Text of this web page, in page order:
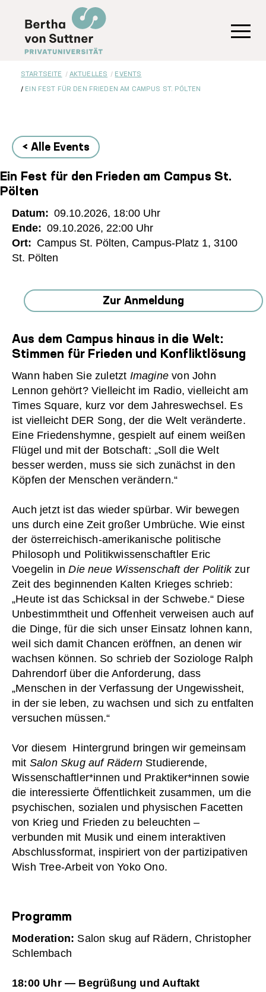
Inhalt
STARTSEITE AKTUELLES EVENTS
EIN FEST FÜR DEN FRIEDEN AM CAMPUS ST. PÖLTEN
< Alle Events
Ein Fest für den Frieden am Campus St.
Pölten
Datum
09.10.2026, 18:00
Ende
09.10.2026, 22:00
Ort
Campus St. Pölten, Campus-Platz 1, 3100
St. Pölten
Zur Anmeldung
Aus dem Campus hinaus in die Welt:
Stimmen für Frieden und Konfliktlösung
Wann haben Sie zuletzt Imaginevon John
Lennon gehört? Vielleicht im Radio, vielleicht am
Times Square, kurz vor dem Jahreswechsel. Es
ist vielleicht DER Song, der die Welt veränderte.
Eine Friedenshymne, gespielt auf einem weißen
Flügel und mit der Botschaft: „Soll die Welt
besser werden, muss sie sich zunächst in den
Köpfen der Menschen verändern.“
Auch jetzt ist das wieder spürbar. Wir bewegen
uns durch eine Zeit großer Umbrüche. Wie einst
der österreichisch-amerikanische politische
Philosoph und Politikwissenschaftler Eric
Voegelin inDie neue Wissenschaft der Politikzur
Zeit des beginnenden Kalten Krieges schrieb:
„Heute ist das Schicksal in der Schwebe.“ Diese
Unbestimmtheit und Offenheit verweisen auch auf
die Dinge, für die sich unser Einsatz lohnen kann,
weil sich damit Chancen eröffnen, an denen wir
wachsen können. So schrieb der Soziologe Ralph
Dahrendorf über die Anforderung, dass
„Menschen in der Verfassung der Ungewissheit,
in der sie leben, zu wachsen und sich zu entfalten
versuchen müssen.“
Vor diesem Hintergrund bringen wir gemeinsam
mit Salon Skug auf Rädern Studierende,
Wissenschaftler*innen und Praktiker*innen sowie
die interessierte Öffentlichkeit zusammen, um die
psychischen, sozialen und physischen Facetten
von Krieg und Frieden zu beleuchten –
verbunden mit Musik und einem interaktiven
Abschlussformat, inspiriert von der partizipativen
Wish Tree-Arbeit von Yoko Ono.
Programm
Moderation: Salon skug auf Rädern, Christopher
Schlembach
18:00 Uhr — Begrüßung und Auftakt